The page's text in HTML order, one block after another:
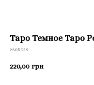
Таро Темное Таро
2605029
220,00 грн